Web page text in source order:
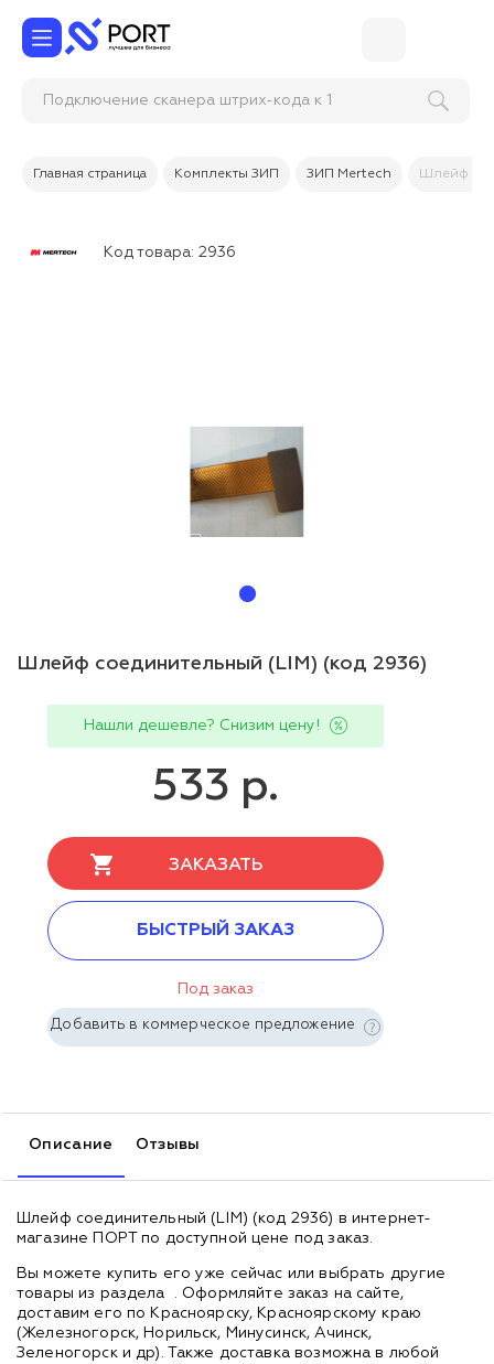
Подключение сканера штрих-кода к 1С
Главная страница Комплекты ЗИП ЗИП Mertech Шлейф
Код товара: 2936
Шлейф соединительный (LIM) (код 2936)
Нашли дешевле? Снизим цену!
533 р.
ЗАКАЗАТЬ
БЫСТРЫЙ ЗАКАЗ
Под заказ
Добавить в коммерческое предложение
Описание Отзывы
Шлейф соединительный (LIM) (код 2936) в интернет-
магазине ПОРТ по доступной цене под заказ.
Вы можете купить его уже сейчас или выбрать другие
товары из раздела . Оформляйте заказ на сайте,
доставим его по Красноярску, Красноярскому краю
(Железногорск, Норильск, Минусинск, Ачинск,
Зеленогорск и др). Также доставка возможна в любой